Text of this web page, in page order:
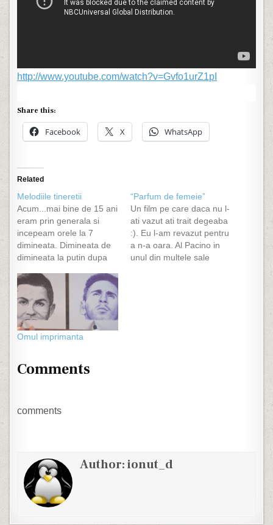
http://www.youtube.com/watch?v=Gvfo1urZ1pI
Share this:
Facebook X WhatsApp
Related
Melodiile tineretii
Acum...mai bine de 15 ani
eram prin generala si
incepeam orele la 7
dimineata. Dimineata de
dimineata la putin dupa
vag deschisi ascultandu-l
pe Paul Grigoriu la
matinalul de la Radio
Romania Actualitati. In
fiecare dimineata
ascultam Europe - The
melodie a…
“Parfum de femeie”
Un film pe care daca nu l-
ati vazut ati trait degeaba
:). Eu l-am revazut pentru
a n-a oara. Al Pacino in
unul din multele sale
Omul imprimanta
Comments
comments
Author:ionut_d